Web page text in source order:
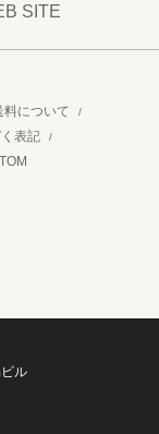
SITE
料について /
表記 /
ル